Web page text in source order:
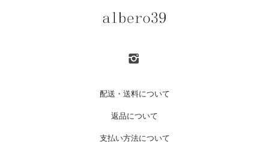
配送・送料について
返品について
支払い方法について